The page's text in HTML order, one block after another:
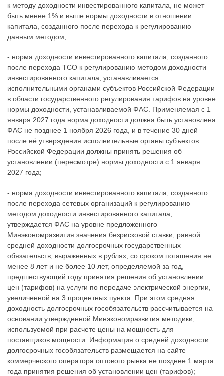
к методу доходности инвестированного капитала, не может
быть менее 1% и выше нормы доходности в отношении
капитала, созданного после перехода к регулированию
данным методом;
- норма доходности инвестированного капитала, созданного
после перехода ТСО к регулированию методом доходности
инвестированного капитала, устанавливается
исполнительными органами субъектов Российской Федерации
в области государственного регулирования тарифов на уровне
нормы доходности, устанавливаемой ФАС. Применяемая с 1
января 2027 года норма доходности должна быть установлена
ФАС не позднее 1 ноября 2026 года, и в течение 30 дней
после её утверждения исполнительные органы субъектов
Российской Федерации должны принять решения об
установлении (пересмотре) нормы доходности с 1 января
2027 года;
- норма доходности инвестированного капитала, созданного
после перехода сетевых организаций к регулированию
методом доходности инвестированного капитала,
утверждается ФАС на уровне предложенного
Минэкономразвития значения безрисковой ставки, равной
средней доходности долгосрочных государственных
обязательств, выраженных в рублях, со сроком погашения не
менее 8 лет и не более 10 лет, определяемой за год,
предшествующий году принятия решения об установлении
цен (тарифов) на услуги по передаче электрической энергии,
увеличенной на 3 процентных пункта. При этом средняя
доходность долгосрочных гособязательств рассчитывается на
основании утвержденной Минэкономразвития методики,
используемой при расчете цены на мощность для
поставщиков мощности. Информация о средней доходности
долгосрочных гособязательств размещается на сайте
коммерческого оператора оптового рынка не позднее 1 марта
года принятия решения об установлении цен (тарифов);